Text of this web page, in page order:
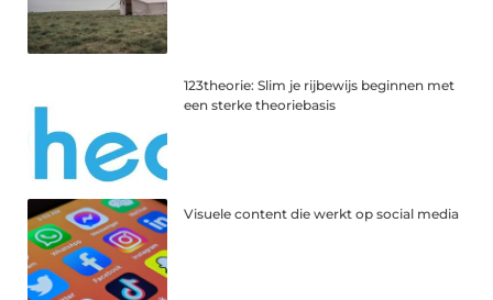
123theorie: Slim je rijbewijs beginnen met
een sterke theoriebasis
Visuele content die werkt op social media